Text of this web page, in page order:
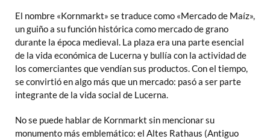
El nombre «Kornmarkt» se traduce como «Mercado de Maíz»,
un guiño a su función histórica como mercado de grano
durante la época medieval. La plaza era una parte esencial
de la vida económica de Lucerna y bullía con la actividad de
los comerciantes que vendían sus productos. Con el tiempo,
se convirtió en algo más que un mercado: pasó a ser parte
integrante de la vida social de Lucerna.
No se puede hablar de Kornmarkt sin mencionar su
monumento más emblemático: el Altes Rathaus (Antiguo